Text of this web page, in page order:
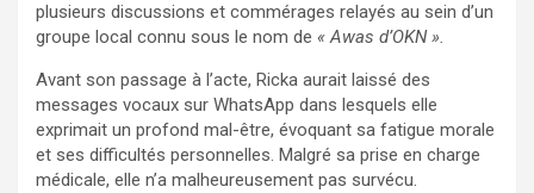
plusieurs discussions et commérages relayés au sein d’un
groupe local connu sous le nom de « Awas d’OKN ».
Avant son passage à l’acte, Ricka aurait laissé des
messages vocaux sur WhatsApp dans lesquels elle
exprimait un profond mal-être, évoquant sa fatigue morale
et ses difficultés personnelles. Malgré sa prise en charge
médicale, elle n’a malheureusement pas survécu.